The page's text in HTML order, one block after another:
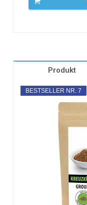
Produkt
BESTSELLER NR. 7